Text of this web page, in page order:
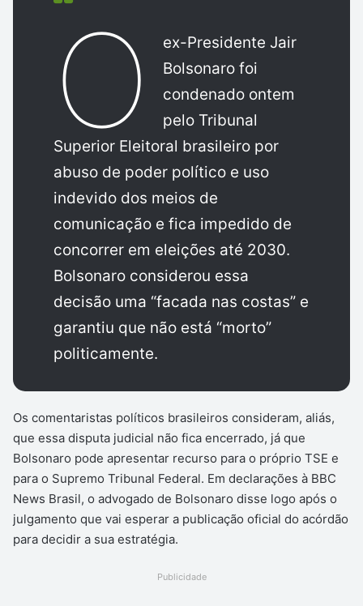
O
ex-Presidente Jair
Bolsonaro foi
condenado ontem
pelo Tribunal
Superior Eleitoral brasileiro por
abuso de poder político e uso
indevido dos meios de
comunicação e fica impedido de
concorrer em eleições até 2030.
Bolsonaro considerou essa
decisão uma “facada nas costas” e
garantiu que não está “morto”
politicamente.
Os comentaristas políticos brasileiros consideram, aliás,
que essa disputa judicial não fica encerrado, já que
Bolsonaro pode apresentar recurso para o próprio TSE e
para o Supremo Tribunal Federal. Em declarações à BBC
News Brasil, o advogado de Bolsonaro disse logo após o
julgamento que vai esperar a publicação oficial do acórdão
para decidir a sua estratégia.
Publicidade